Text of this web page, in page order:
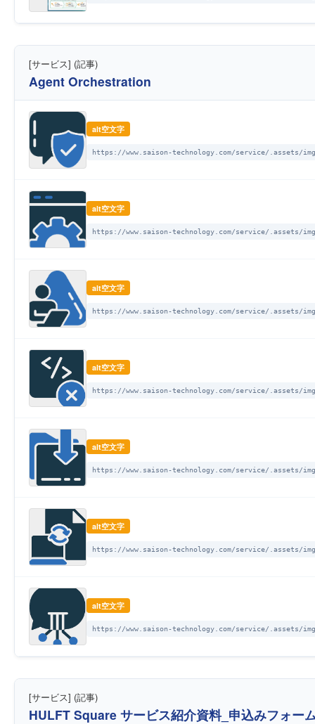
[サービス] (記事)
Agent Orchestration
alt空文字
https://www.saison-technology.com/service/.assets/
alt空文字
https://www.saison-technology.com/service/.assets/
alt空文字
https://www.saison-technology.com/service/.assets/
alt空文字
https://www.saison-technology.com/service/.assets/
alt空文字
https://www.saison-technology.com/service/.assets/
alt空文字
https://www.saison-technology.com/service/.assets/
alt空文字
https://www.saison-technology.com/service/.assets/
[サービス] (記事)
HULFT Square サービス紹介資料_申込みフォー